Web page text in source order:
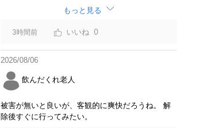
たことは事実。CABは身内可愛やでこのままうやむ
やにするつもりだろうか？
もっと見る
3時間前 0
2026/08/06
飲んだくれ老人
被害が無いと良いが、客観的に爽快だろうね。 解
除後すぐに行ってみたい。